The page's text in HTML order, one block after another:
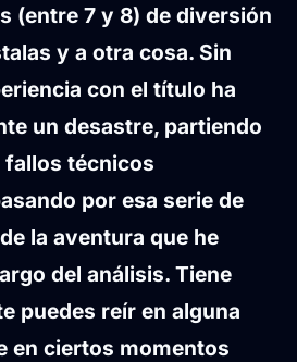
(entre 7 y 8) de diversión
y a otra cosa. Sin
con el título ha
un desastre, partiendo
fallos técnicos
por esa serie de
la aventura que he
del análisis. Tiene
puedes reír en alguna
en ciertos momentos